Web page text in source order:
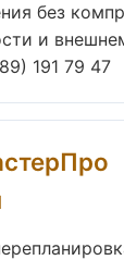
без
и
191 79 47